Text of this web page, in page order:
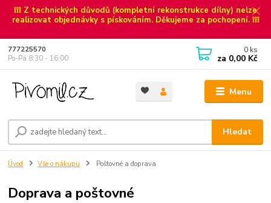
❕❕❕ Z technických důvodů (kompletní rekonstrukce dílny) nelze
realizovat objednávky s pískováním. Děkujeme za pochopení. ❕❕❕
Menu
Hledat
777225570
Po-Pá 8:30 - 16:00
0 ks
za 0,00 Kč
Úvod Vše o nákupu Poštovné a doprava
Doprava a poštovné